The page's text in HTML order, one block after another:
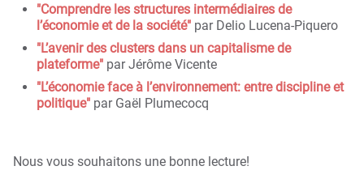
"Comprendre les structures intermédiaires de
l’économie et de la société"par Delio Lucena-Piquero
"L’avenir des clusters dans un capitalisme de
plateforme"par Jérôme Vicente
"L’économie face à l’environnement: entre discipline et
politique"par Gaël Plumecocq
Nous vous souhaitons une bonne lecture!